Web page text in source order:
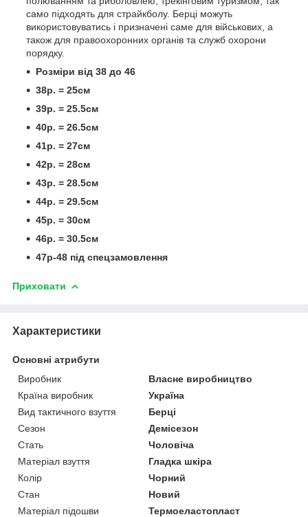
само підходять для страйкболу. Берці можуть
використовуватись і призначені саме для військових, а
також для правоохоронних органів та служб охорони
порядку.
Розміри від 38 до 46
38р. = 25см
39р. = 25.5см
40р. = 26.5см
41р. = 27см
42р. = 28см
43р. = 28.5см
44р. = 29.5см
45р. = 30см
46р. = 30.5см
47р-48 під спецзамовлення
Приховати
Характеристики
Основні атрибути
Виробник
Власне виробництво
Країна виробник
Україна
Вид тактичного взуття
Берці
Сезон
Демісезон
Стать
Чоловіча
Матеріал взуття
Гладка шкіра
Колір
Чорний
Стан
Новий
Матеріал підошви
Термоеластопласт